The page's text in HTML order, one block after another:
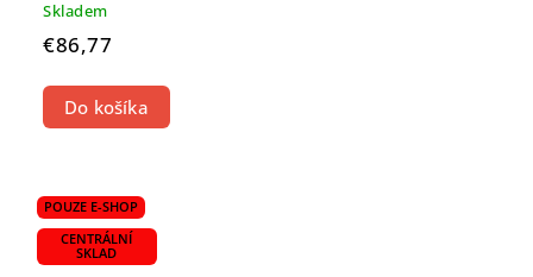
Skladem
€86,77
Do košíka
POUZE E-SHOP
CENTRÁLNÍ
SKLAD